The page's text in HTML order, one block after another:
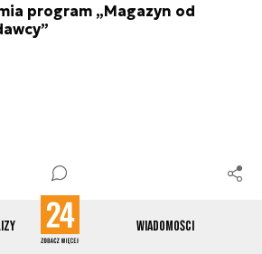
Wiadomości
program „Magazyn od